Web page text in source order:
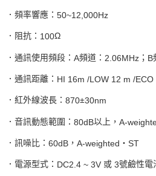
．頻率響應： 50~12,000Hz
．阻抗： 100Ω
．通訊使用頻段： A頻道： 2.06MHz ； B
．通訊距離： HI 16m /LOW 12 m /
．紅外線波長： 870±30nm
．音訊動態範圍： 80dB以上， A-
．訊噪比： 60dB ， A-weighted ・ ST
．電源型式： DC2.4 ~ 3V 或 3號鹼性電